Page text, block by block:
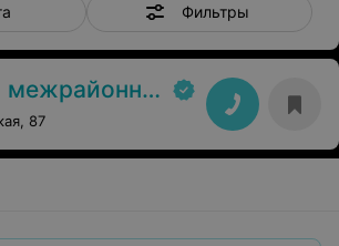
Фильтры
диспансер
87